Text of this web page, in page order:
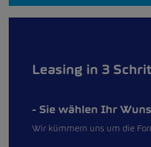
Leasing in 3
Sie wählen Ihr
Wir kümmern uns um die